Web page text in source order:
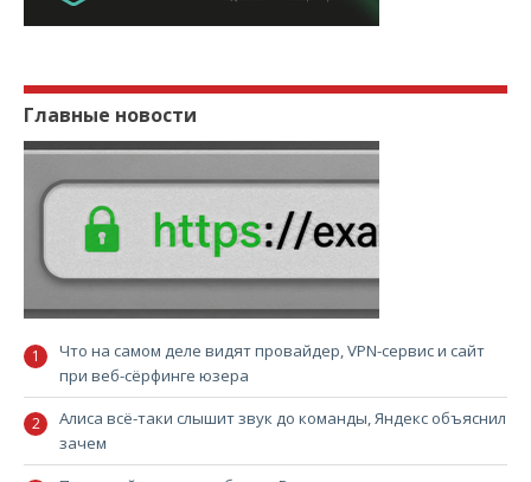
Главные новости
Что на самом деле видят провайдер, VPN-сервис и сайт
при веб-сёрфинге юзера
Алиса всё-таки слышит звук до команды, Яндекс объяснил
зачем